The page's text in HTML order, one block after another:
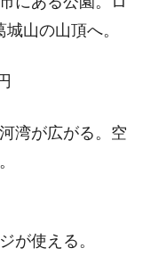
山の山頂へ。
湾が広がる。空
が使える。